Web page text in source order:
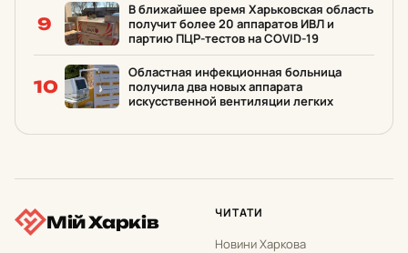
9
В ближайшее время Харьковская область
получит более 20 аппаратов ИВЛ и
партию ПЦР-тестов на COVID-19
10
Областная инфекционная больница
получила два новых аппарата
искусственной вентиляции легких
Мій Харків ЧИТАТИ
Новини Харкова